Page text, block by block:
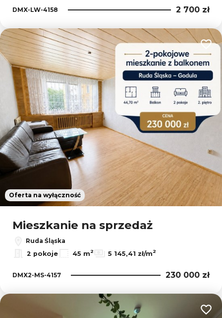
DMX-LW-4158 2 700 zł
Oferta na wyłączność
Mieszkanie na sprzedaż
Ruda Śląska
2 pokoje
45 m2 5 145,41 zł/m2
DMX2-MS-4157 230 000 zł